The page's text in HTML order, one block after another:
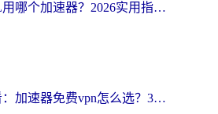
海外打LOL用哪个加速器？2026实用指南：从延迟到设备适配，一篇解决你的国服游戏痛点
海外党必看：加速器免费vpn怎么选？3步教你无缝访问国内资源